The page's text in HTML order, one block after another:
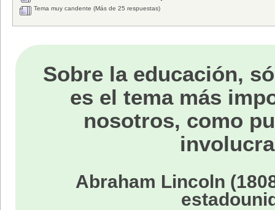
Tema muy candente (Más de 25 respuestas)
Sobre la educación,
es el tema más
nosotros, como
Abraham Lincoln